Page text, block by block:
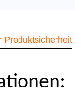
Produktsicherheit